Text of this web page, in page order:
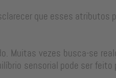
que esses atributos
Muitas vezes busca-se
sensorial pode ser feito